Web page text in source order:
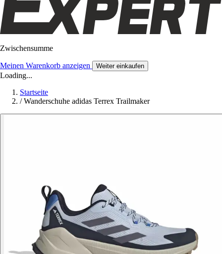
Zwischensumme
Meinen Warenkorb anzeigen Weiter einkaufen
Loading...
Startseite
/ Wanderschuhe adidas Terrex Trailmaker